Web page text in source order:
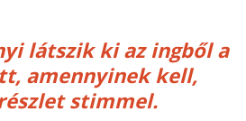
látszik ki az ingből a
amennyinek kell,
stimmel.